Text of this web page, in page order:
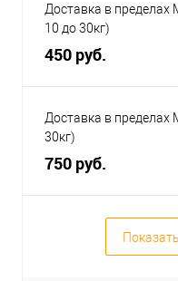
Доставка в пределах
10 до 30кг)
450 руб.
Доставка в пределах
30кг)
750 руб.